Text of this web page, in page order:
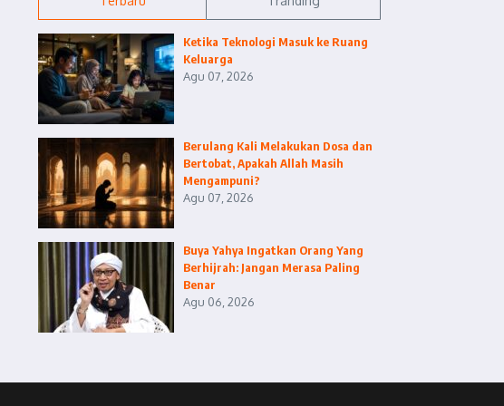
Ketika Teknologi Masuk ke Ruang
Keluarga
Agu 07, 2026
Berulang Kali Melakukan Dosa dan
Bertobat, Apakah Allah Masih
Mengampuni?
Agu 07, 2026
Buya Yahya Ingatkan Orang Yang
Berhijrah: Jangan Merasa Paling
Benar
Agu 06, 2026